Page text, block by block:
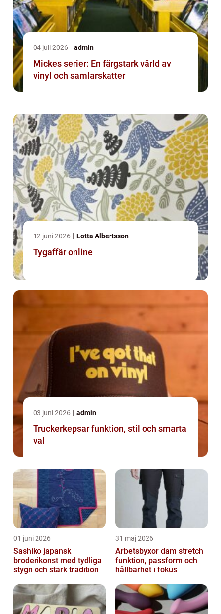
04 juli 2026 admin
Mickes serier: En färgstark värld av
vinyl och samlarskatter
12 juni 2026 Lotta Albertsson
Tygaffär online
03 juni 2026 admin
Truckerkepsar funktion, stil och smarta
val
01 juni 2026
Sashiko japansk
broderikonst med tydliga
stygn och stark tradition
31 maj 2026
Arbetsbyxor dam stretch
funktion, passform och
hållbarhet i fokus